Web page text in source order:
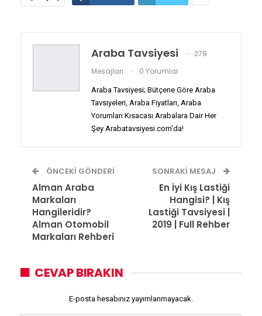
Araba Tavsiyesi
279
Mesajları
0 Yorumlar
Araba Tavsiyesi; Bütçene Göre Araba
Tavsiyeleri, Araba Fiyatları, Araba
Yorumları Kısacası Arabalara Dair Her
Şey Arabatavsiyesi.com'da!
ÖNCEKI GÖNDERI
Alman Araba
Markaları
Hangileridir?
Alman Otomobil
Markaları Rehberi
SONRAKI MESAJ
En İyi Kış Lastiği
Hangisi? | Kış
Lastiği Tavsiyesi |
2019 | Full Rehber
CEVAP BIRAKIN
E-posta hesabınız yayımlanmayacak.